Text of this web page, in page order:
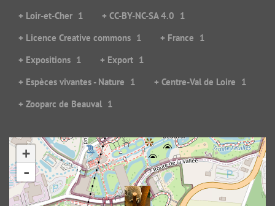
+ Loir-et-Cher 1 + CC-BY-NC-SA 4.0 1
+ Licence Creative commons 1 + France 1
+ Expositions 1 + Export 1
+ Espèces vivantes - Nature 1 + Centre-Val de Loire 1
+ Zooparc de Beauval 1
+
-
Le rêve du koala
83516 visites